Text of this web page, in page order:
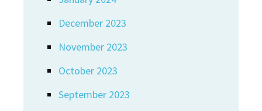
December 2023
November 2023
October 2023
September 2023